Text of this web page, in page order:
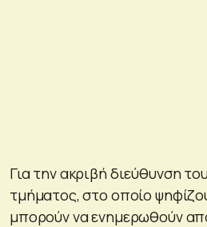
Για την ακριβή διεύθυνση
τμήματος, στο οποίο
μπορούν να ενημερωθούν